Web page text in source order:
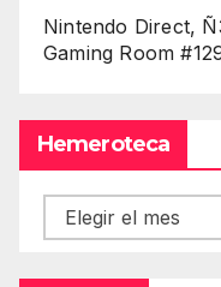
Nintendo Direct,
Gaming Room
Hemeroteca
Hemeroteca